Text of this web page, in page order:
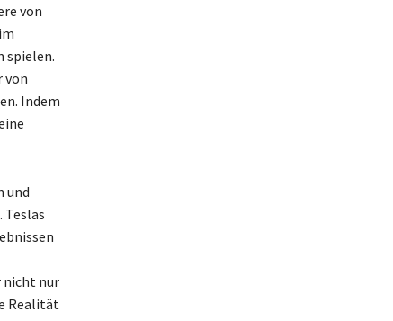
von
spielen.
von
Indem
und
nicht nur
Realität